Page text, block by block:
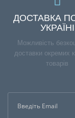
ДОСТАВКА
УКРАЇНІ
Можливість
доставки окремих
товарів